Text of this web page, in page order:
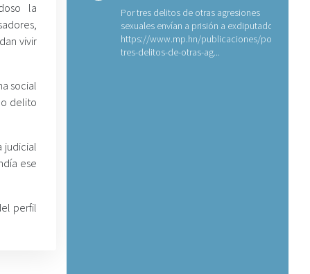
la
vivir
social
delito
judicial
ese
perfil
Por tres delitos de otras agresiones
sexuales envían a prisión a exdiputado
https://www.mp.hn/publicaciones/por-
tres-delitos-de-otras-ag...